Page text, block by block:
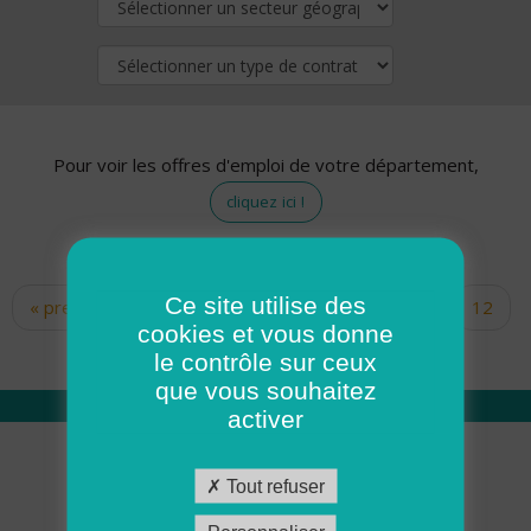
Pour voir les offres d'emploi de votre département,
cliquez ici !
Pages
« premier ‹ précédent … 10
12
14 15 16 17
Qui sommes nous
Académie ADMR
Ce site utilise des
cookies et vous donne
le contrôle sur ceux
que vous souhaitez
activer
Tout refuser